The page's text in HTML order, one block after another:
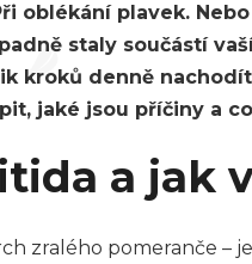
oblékání plavek.
staly součástí
kroků denně
jaké jsou příčiny a
a jak
zralého pomeranče